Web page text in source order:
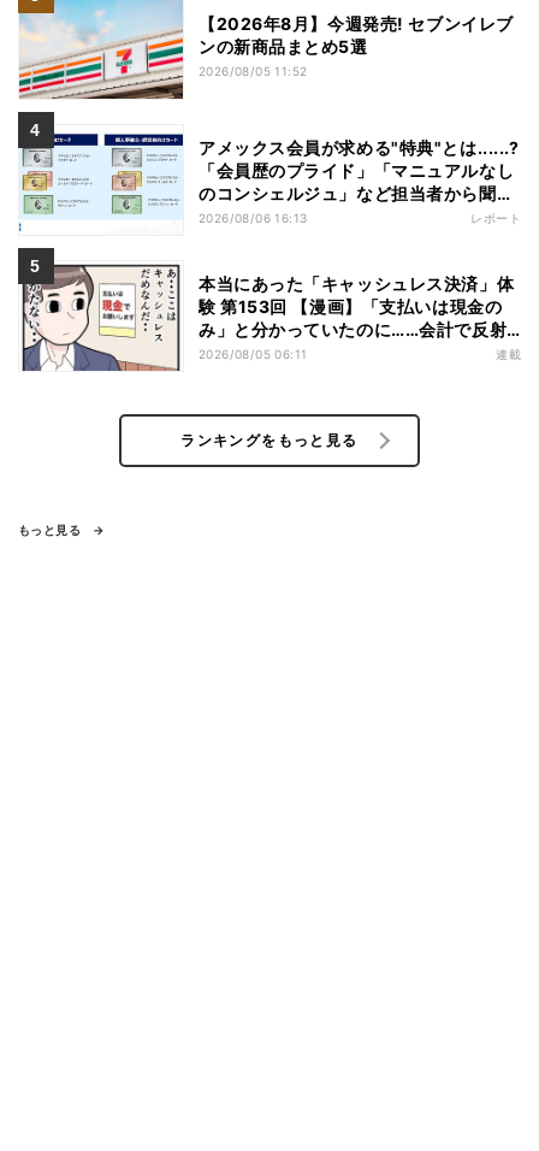
【2026年8月】今週発売! セブンイレブ
ンの新商品まとめ5選
2026/08/05 11:52
アメックス会員が求める"特典"とは......?
「会員歴のプライド」「マニュアルなし
のコンシェルジュ」など担当者から聞い
た"裏話"も
2026/08/06 16:13 レポート
本当にあった「キャッシュレス決済」体
験 第153回 【漫画】「支払いは現金の
み」と分かっていたのに……会計で反射
的に出してしまったものは
2026/08/05 06:11 連載
ランキングをもっと見る
もっと見る